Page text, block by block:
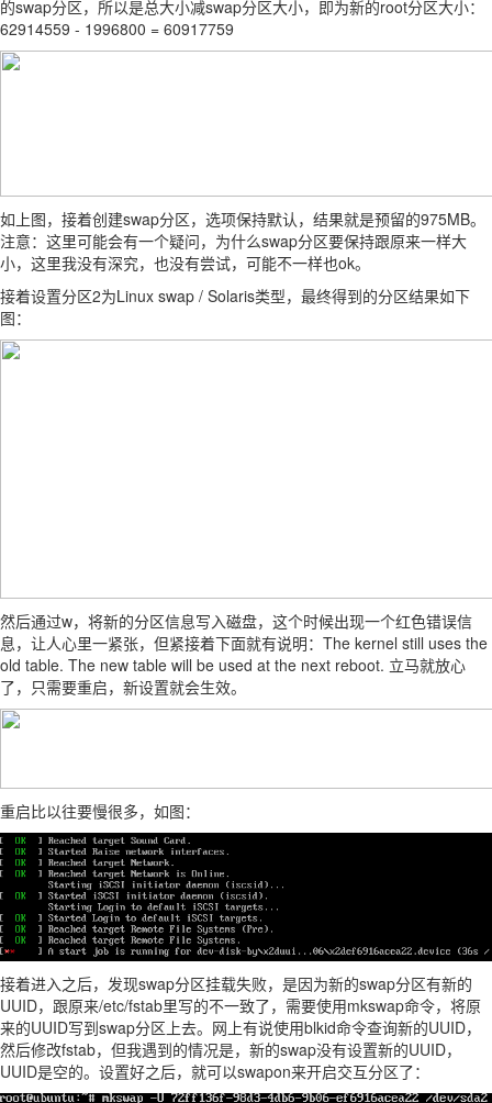
的swap分区，所以是总大小减swap分区大小，即为新的root分区大小：
62914559 - 1996800 = 60917759
如上图，接着创建swap分区，选项保持默认，结果就是预留的975MB。
注意：这里可能会有一个疑问，为什么swap分区要保持跟原来一样大
小，这里我没有深究，也没有尝试，可能不一样也ok。
接着设置分区2为Linux swap / Solaris类型，最终得到的分区结果如下
图：
然后通过w，将新的分区信息写入磁盘，这个时候出现一个红色错误信
息，让人心里一紧张，但紧接着下面就有说明：The kernel still uses the
old table. The new table will be used at the next reboot. 立马就放心
了，只需要重启，新设置就会生效。
重启比以往要慢很多，如图：
接着进入之后，发现swap分区挂载失败，是因为新的swap分区有新的
UUID，跟原来/etc/fstab里写的不一致了，需要使用mkswap命令，将原
来的UUID写到swap分区上去。网上有说使用blkid命令查询新的UUID，
然后修改fstab，但我遇到的情况是，新的swap没有设置新的UUID，
UUID是空的。设置好之后，就可以swapon来开启交互分区了：